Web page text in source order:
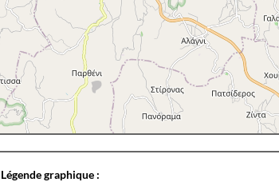
Légende graphique :